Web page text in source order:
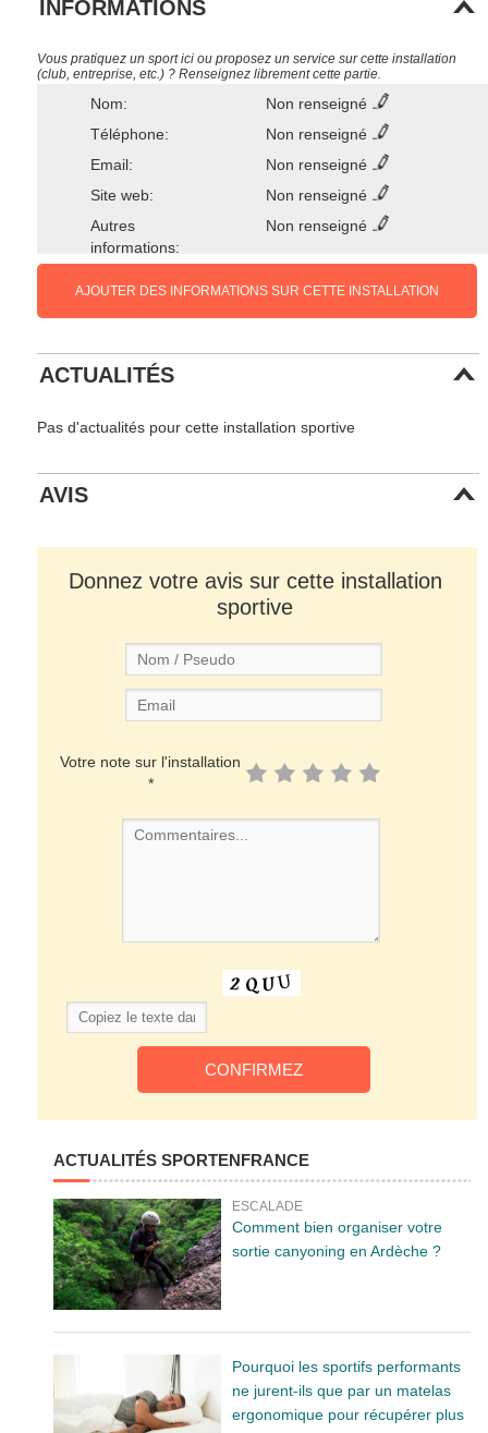
INFORMATIONS
Vous pratiquez un sport ici ou proposez un service sur cette installation
(club, entreprise, etc.) ? Renseignez librement cette partie.
Nom:
Non renseigné
Téléphone:
Non renseigné
Email:
Non renseigné
Site web:
Non renseigné
Autres
informations:
Non renseigné
AJOUTER DES INFORMATIONS SUR CETTE INSTALLATION
ACTUALITÉS
Pas d'actualités pour cette installation sportive
AVIS
Donnez votre avis sur cette installation
sportive
Votre note sur l'installation
*
ACTUALITÉS SPORTENFRANCE
ESCALADE
Comment bien organiser votre
sortie canyoning en Ardèche ?
Pourquoi les sportifs performants
ne jurent-ils que par un matelas
ergonomique pour récupérer plus